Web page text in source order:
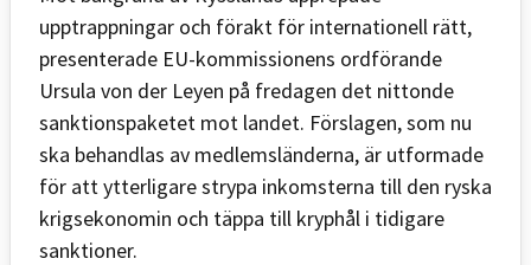
upptrappningar och förakt för internationell rätt,
presenterade EU-kommissionens ordförande
Ursula von der Leyen på fredagen det nittonde
sanktionspaketet mot landet. Förslagen, som nu
ska behandlas av medlemsländerna, är utformade
för att ytterligare strypa inkomsterna till den ryska
krigsekonomin och täppa till kryphål i tidigare
sanktioner.